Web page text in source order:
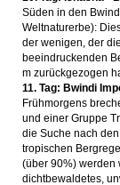
Süden in den
Weltnaturerbe):
der wenigen, der
beeindruckenden
m zurückgezogen
11. Tag: Bwindi
Frühmorgens
und einer Gruppe
die Suche nach
tropischen
(über 90%) werden
dichtbewaldetes,